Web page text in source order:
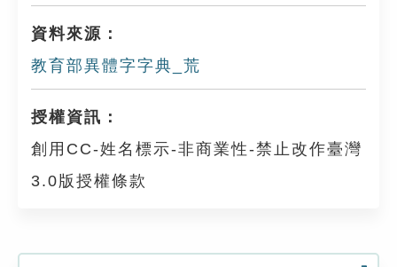
資料來源：
教育部異體字字典_荒
授權資訊：
創用CC-姓名標示-非商業性-禁止改作臺灣
3.0版授權條款